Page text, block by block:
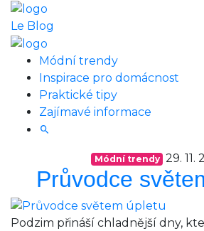
Le Blog
Módní trendy
Inspirace pro domácnost
Praktické tipy
Zajímavé informace
Módní trendy 29. 11.
Průvodce
Podzim přináší chladnější dny,